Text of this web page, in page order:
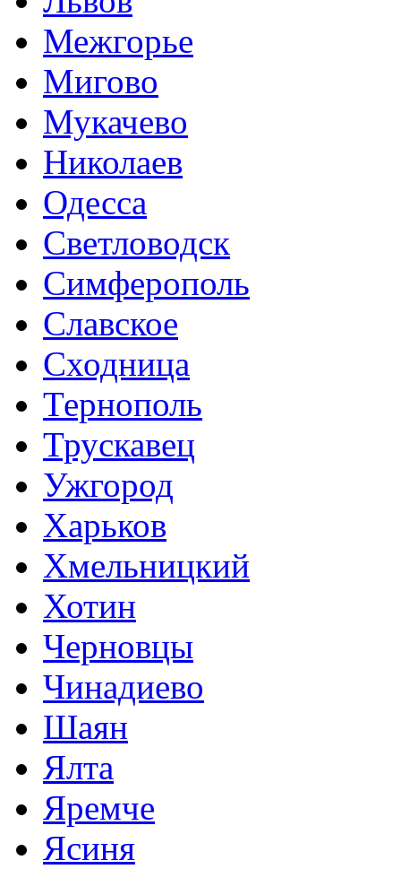
Межгорье
Мигово
Мукачево
Николаев
Одесса
Светловодск
Симферополь
Славское
Сходница
Тернополь
Трускавец
Ужгород
Харьков
Хмельницкий
Хотин
Черновцы
Чинадиево
Шаян
Ялта
Яремче
Ясиня